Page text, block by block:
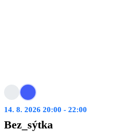
14. 8. 2026 20:00 - 22:00
Bez_sýtka